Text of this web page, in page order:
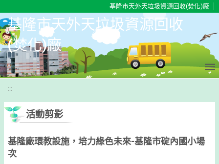
基隆市天外天垃圾資源回收(焚化)廠
基隆市天外天垃圾資源回收
(焚化)廠
:::
活動剪影
基隆廠環教設施，培力綠色未來-基隆市碇內國小場
次